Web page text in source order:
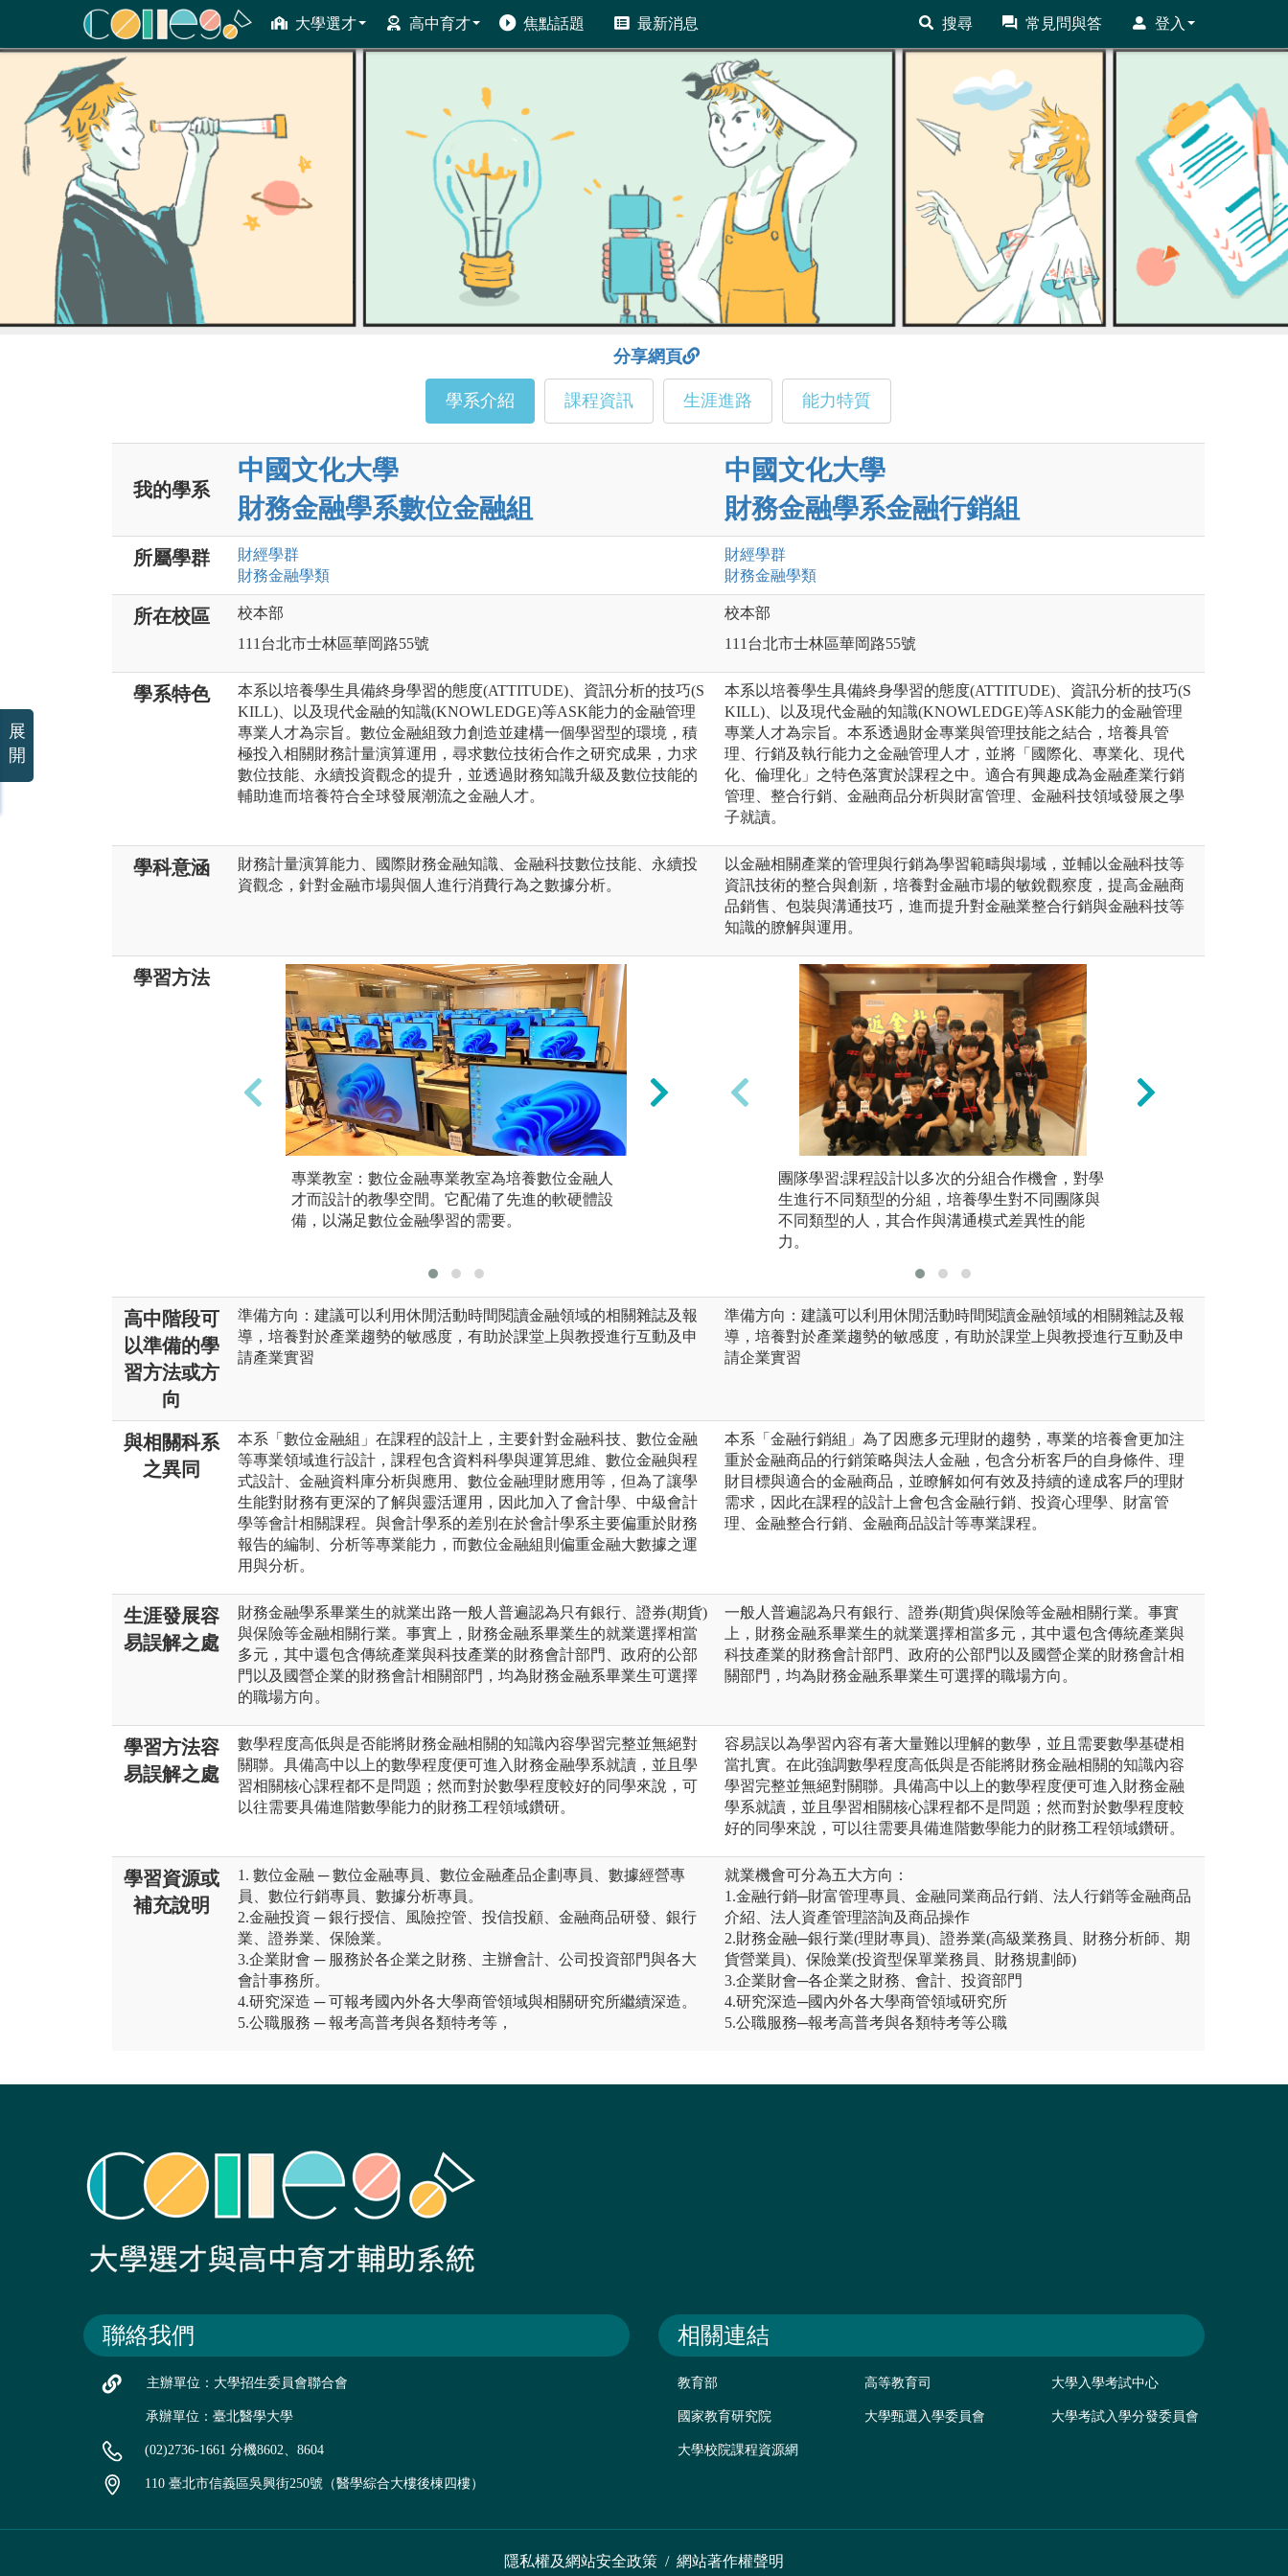
大學選才 高中育才 焦點話題 最新消息 搜尋 常見問與答 登入
ColleGo! 大學選才與高中育才輔助系統
分享網頁
學系介紹 課程資訊 生涯進路 能力特質
我的學系
中國文化大學
財務金融學系數位金融組
中國文化大學
財務金融學系金融行銷組
所屬學群 財經學群
財務金融學類
財經學群
財務金融學類
所在校區
校本部
111台北市士林區華岡路55號
校本部
111台北市士林區華岡路55號
學系特色
本系以培養學生具備終身學習的態度(ATTITUDE)、資訊分析的技巧(S
KILL)、以及現代金融的知識(KNOWLEDGE)等ASK能力的金融管理
專業人才為宗旨。數位金融組致力創造並建構一個學習型的環境，積
極投入相關財務計量演算運用，尋求數位技術合作之研究成果，力求
數位技能、永續投資觀念的提升，並透過財務知識升級及數位技能的
輔助進而培養符合全球發展潮流之金融人才。
本系以培養學生具備終身學習的態度(ATTITUDE)、資訊分析的技巧(S
KILL)、以及現代金融的知識(KNOWLEDGE)等ASK能力的金融管理
專業人才為宗旨。本系透過財金專業與管理技能之結合，培養具管
理、行銷及執行能力之金融管理人才，並將「國際化、專業化、現代
化、倫理化」之特色落實於課程之中。適合有興趣成為金融產業行銷
管理、整合行銷、金融商品分析與財富管理、金融科技領域發展之學
子就讀。
學科意涵
財務計量演算能力、國際財務金融知識、金融科技數位技能、永續投
資觀念，針對金融市場與個人進行消費行為之數據分析。
以金融相關產業的管理與行銷為學習範疇與場域，並輔以金融科技等
資訊技術的整合與創新，培養對金融市場的敏銳觀察度，提高金融商
品銷售、包裝與溝通技巧，進而提升對金融業整合行銷與金融科技等
知識的膫解與運用。
學習方法
專業教室：數位金融專業教室為培養數位金融人
才而設計的教學空間。它配備了先進的軟硬體設
備，以滿足數位金融學習的需要。
團隊學習：課程設計以多次的分組合作機會，對
學生進行不同類型的分組，培養學生對不同團隊
與不同類型的人，其合作與溝通模式差異性的能
團隊學習:課程設計以多次的分組合作機會，對學
生進行不同類型的分組，培養學生對不同團隊與
不同類型的人，其合作與溝通模式差異性的能
力。
高中階段可
以準備的學
習方法或方
向
準備方向：建議可以利用休閒活動時間閱讀金融領域的相關雜誌及報
導，培養對於產業趨勢的敏感度，有助於課堂上與教授進行互動及申
請產業實習
準備方向：建議可以利用休閒活動時間閱讀金融領域的相關雜誌及報
導，培養對於產業趨勢的敏感度，有助於課堂上與教授進行互動及申
請企業實習
與相關科系
之異同
本系「數位金融組」在課程的設計上，主要針對金融科技、數位金融
等專業領域進行設計，課程包含資料科學與運算思維、數位金融與程
式設計、金融資料庫分析與應用、數位金融理財應用等，但為了讓學
生能對財務有更深的了解與靈活運用，因此加入了會計學、中級會計
學等會計相關課程。與會計學系的差別在於會計學系主要偏重於財務
報告的編制、分析等專業能力，而數位金融組則偏重金融大數據之運
用與分析。
本系「金融行銷組」為了因應多元理財的趨勢，專業的培養會更加注
重於金融商品的行銷策略與法人金融，包含分析客戶的自身條件、理
財目標與適合的金融商品，並瞭解如何有效及持續的達成客戶的理財
需求，因此在課程的設計上會包含金融行銷、投資心理學、財富管
理、金融整合行銷、金融商品設計等專業課程。
生涯發展容
易誤解之處
財務金融學系畢業生的就業出路一般人普遍認為只有銀行、證券(期貨)
與保險等金融相關行業。事實上，財務金融系畢業生的就業選擇相當
多元，其中還包含傳統產業與科技產業的財務會計部門、政府的公部
門以及國營企業的財務會計相關部門，均為財務金融系畢業生可選擇
的職場方向。
一般人普遍認為只有銀行、證券(期貨)與保險等金融相關行業。事實
上，財務金融系畢業生的就業選擇相當多元，其中還包含傳統產業與
科技產業的財務會計部門、政府的公部門以及國營企業的財務會計相
關部門，均為財務金融系畢業生可選擇的職場方向。
學習方法容
易誤解之處
數學程度高低與是否能將財務金融相關的知識內容學習完整並無絕對
關聯。具備高中以上的數學程度便可進入財務金融學系就讀，並且學
習相關核心課程都不是問題；然而對於數學程度較好的同學來說，可
以往需要具備進階數學能力的財務工程領域鑽研。
容易誤以為學習內容有著大量難以理解的數學，並且需要數學基礎相
當扎實。在此強調數學程度高低與是否能將財務金融相關的知識內容
學習完整並無絕對關聯。具備高中以上的數學程度便可進入財務金融
學系就讀，並且學習相關核心課程都不是問題；然而對於數學程度較
好的同學來說，可以往需要具備進階數學能力的財務工程領域鑽研。
學習資源或
補充說明
1. 數位金融 ─ 數位金融專員、數位金融產品企劃專員、數據經營專
員、數位行銷專員、數據分析專員。
2.金融投資 ─ 銀行授信、風險控管、投信投顧、金融商品研發、銀行
業、證券業、保險業。
3.企業財會 ─ 服務於各企業之財務、主辦會計、公司投資部門與各大
會計事務所。
4.研究深造 ─ 可報考國內外各大學商管領域與相關研究所繼續深造。
5.公職服務 ─ 報考高普考與各類特考等，
就業機會可分為五大方向：
1.金融行銷─財富管理專員、金融同業商品行銷、法人行銷等金融商品
介紹、法人資產管理諮詢及商品操作
2.財務金融─銀行業(理財專員)、證券業(高級業務員、財務分析師、期
貨營業員)、保險業(投資型保單業務員、財務規劃師)
3.企業財會─各企業之財務、會計、投資部門
4.研究深造─國內外各大學商管領域研究所
5.公職服務─報考高普考與各類特考等公職
聯絡我們
主辦單位：大學招生委員會聯合會
承辦單位：臺北醫學大學
(02)2736-1661 分機8602、8604
110 臺北市信義區吳興街250號（醫學綜合大樓後棟四樓）
相關連結
教育部 高等教育司 大學入學考試中心
國家教育研究院 大學甄選入學委員會 大學考試入學分發委員會
大學校院課程資源網
隱私權及網站安全政策 / 網站著作權聲明
展
開